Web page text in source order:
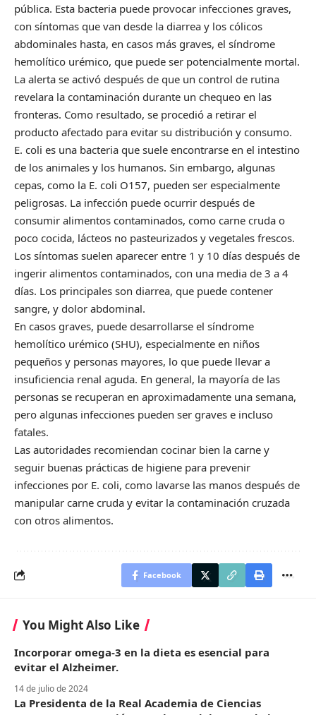
pública. Esta bacteria puede provocar infecciones graves,
con síntomas que van desde la diarrea y los cólicos
abdominales hasta, en casos más graves, el síndrome
hemolítico urémico, que puede ser potencialmente mortal.
La alerta se activó después de que un control de rutina
revelara la contaminación durante un chequeo en las
fronteras. Como resultado, se procedió a retirar el
producto afectado para evitar su distribución y consumo.
E. coli es una bacteria que suele encontrarse en el intestino
de los animales y los humanos. Sin embargo, algunas
cepas, como la E. coli O157, pueden ser especialmente
peligrosas. La infección puede ocurrir después de
consumir alimentos contaminados, como carne cruda o
poco cocida, lácteos no pasteurizados y vegetales frescos.
Los síntomas suelen aparecer entre 1 y 10 días después de
ingerir alimentos contaminados, con una media de 3 a 4
días. Los principales son diarrea, que puede contener
sangre, y dolor abdominal.
En casos graves, puede desarrollarse el síndrome
hemolítico urémico (SHU), especialmente en niños
pequeños y personas mayores, lo que puede llevar a
insuficiencia renal aguda. En general, la mayoría de las
personas se recuperan en aproximadamente una semana,
pero algunas infecciones pueden ser graves e incluso
fatales.
Las autoridades recomiendan cocinar bien la carne y
seguir buenas prácticas de higiene para prevenir
infecciones por E. coli, como lavarse las manos después de
manipular carne cruda y evitar la contaminación cruzada
con otros alimentos.
Facebook
You Might Also Like
Incorporar omega-3 en la dieta es esencial para
evitar el Alzheimer.
14 de julio de 2024
La Presidenta de la Real Academia de Ciencias